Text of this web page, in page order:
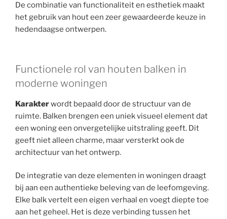
De combinatie van functionaliteit en esthetiek maakt
het gebruik van hout een zeer gewaardeerde keuze in
hedendaagse ontwerpen.
Functionele rol van houten balken in
moderne woningen
Karakterwordt bepaald door de structuur van de
ruimte. Balken brengen een uniek visueel element dat
een woning een onvergetelijke uitstraling geeft. Dit
geeft niet alleen charme, maar versterkt ook de
architectuur van het ontwerp.
De integratie van deze elementen in woningen draagt
bij aan een authentieke beleving van de leefomgeving.
Elke balk vertelt een eigen verhaal en voegt diepte toe
aan het geheel. Het is deze verbinding tussen het